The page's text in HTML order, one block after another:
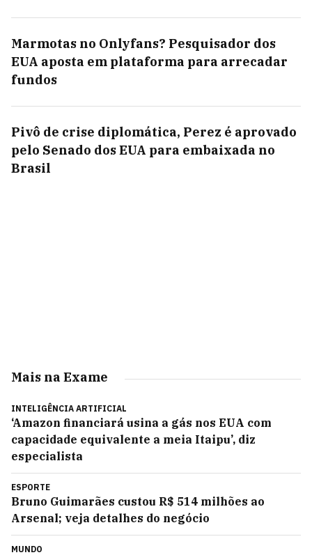
Marmotas no Onlyfans? Pesquisador dos
EUA aposta em plataforma para arrecadar
fundos
Pivô de crise diplomática, Perez é aprovado
pelo Senado dos EUA para embaixada no
Brasil
Mais na Exame
INTELIGÊNCIA ARTIFICIAL
‘Amazon financiará usina a gás nos EUA com
capacidade equivalente a meia Itaipu’, diz
especialista
ESPORTE
Bruno Guimarães custou R$ 514 milhões ao
Arsenal; veja detalhes do negócio
MUNDO